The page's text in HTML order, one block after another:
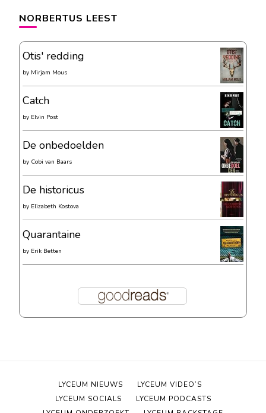
NORBERTUS LEEST
Otis' redding
by Mirjam Mous
Catch
by Elvin Post
De onbedoelden
by Cobi van Baars
De historicus
by Elizabeth Kostova
Quarantaine
by Erik Betten
LYCEUM NIEUWS
LYCEUM VIDEO’S
LYCEUM SOCIALS
LYCEUM PODCASTS